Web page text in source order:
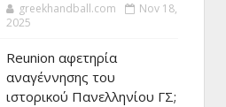
greekhandball.com
Nov 18,
2025
Reunion αφετηρία
αναγέννησης του
ιστορικού Πανελληνίου ΓΣ;